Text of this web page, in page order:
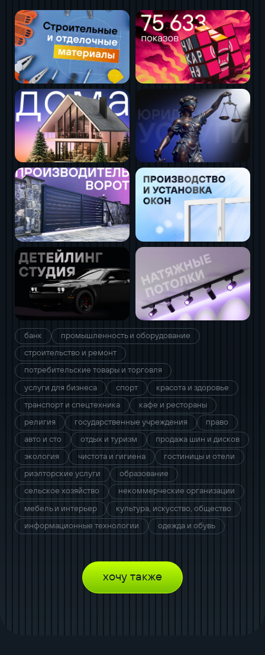
банк
промышленность и оборудование
строительство и ремонт
потребительские товары и торговля
услуги для бизнеса
спорт
красота и здоровье
транспорт и спецтехника
кафе и рестораны
религия
государственные учреждения
право
авто и сто
отдых и туризм
продажа шин и дисков
экология
чистота и гигиена
гостиницы и отели
риэлторские услуги
образование
сельское хозяйство
некоммерческие организации
мебель и интерьер
культура, искусство, общество
информационные технологии
одежда и обувь
хочу также